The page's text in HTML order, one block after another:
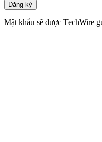
Đăng ký
Mật khẩu sẽ được TechWire